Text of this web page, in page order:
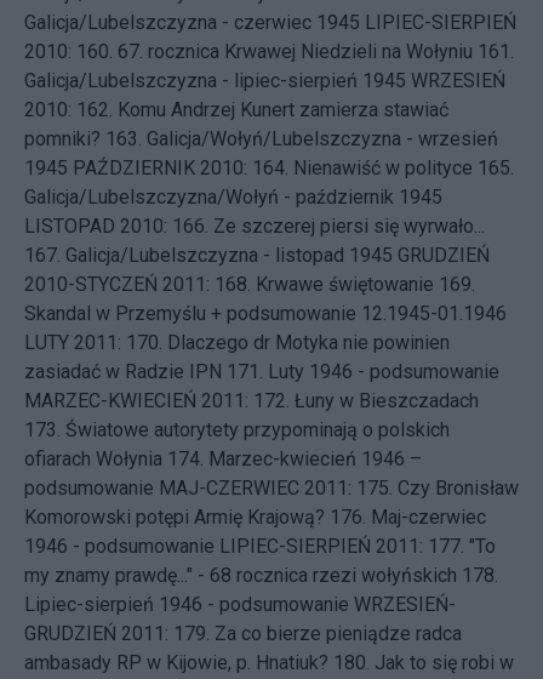
Galicja/Lubelszczyzna - czerwiec 1945 LIPIEC-SIERPIEŃ
2010: 160. 67. rocznica Krwawej Niedzieli na Wołyniu 161.
Galicja/Lubelszczyzna - lipiec-sierpień 1945 WRZESIEŃ
2010: 162. Komu Andrzej Kunert zamierza stawiać
pomniki? 163. Galicja/Wołyń/Lubelszczyzna - wrzesień
1945 PAŹDZIERNIK 2010: 164. Nienawiść w polityce 165.
Galicja/Lubelszczyzna/Wołyń - październik 1945
LISTOPAD 2010: 166. Ze szczerej piersi się wyrwało...
167. Galicja/Lubelszczyzna - listopad 1945 GRUDZIEŃ
2010-STYCZEŃ 2011: 168. Krwawe świętowanie 169.
Skandal w Przemyślu + podsumowanie 12.1945-01.1946
LUTY 2011: 170. Dlaczego dr Motyka nie powinien
zasiadać w Radzie IPN 171. Luty 1946 - podsumowanie
MARZEC-KWIECIEŃ 2011: 172. Łuny w Bieszczadach
173. Światowe autorytety przypominają o polskich
ofiarach Wołynia 174. Marzec-kwiecień 1946 –
podsumowanie MAJ-CZERWIEC 2011: 175. Czy Bronisław
Komorowski potępi Armię Krajową? 176. Maj-czerwiec
1946 - podsumowanie LIPIEC-SIERPIEŃ 2011: 177. "To
my znamy prawdę..." - 68 rocznica rzezi wołyńskich 178.
Lipiec-sierpień 1946 - podsumowanie WRZESIEŃ-
GRUDZIEŃ 2011: 179. Za co bierze pieniądze radca
ambasady RP w Kijowie, p. Hnatiuk? 180. Jak to się robi w